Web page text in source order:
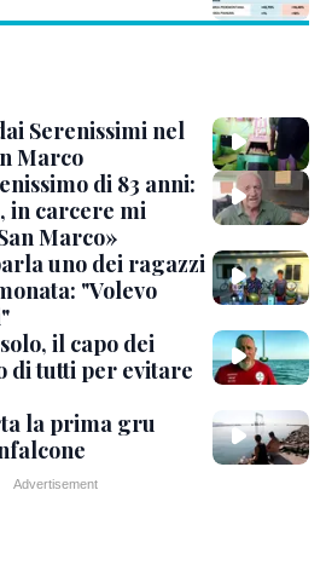
Serenissimi nel
Marco
di 83 anni:
in carcere mi
Marco»
uno dei ragazzi
"Volevo
il capo dei
di tutti per evitare
la prima gru